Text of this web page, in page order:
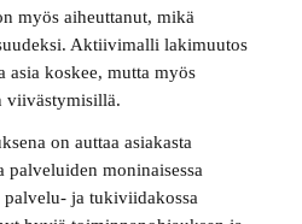
myös aiheuttanut, mikä
Aktiivimalli lakimuutos
koskee, mutta myös
viivästymisillä.
on auttaa asiakasta
palveluiden moninaisessa
ja tukiviidakossa